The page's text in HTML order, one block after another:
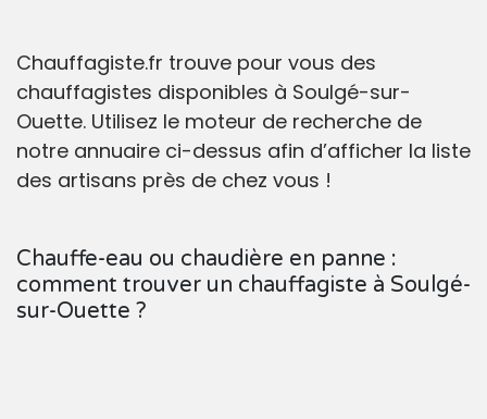
Chauffagiste.fr trouve pour vous des
chauffagistes disponibles à Soulgé-sur-
Ouette. Utilisez le moteur de recherche de
notre annuaire ci-dessus afin d’afficher la liste
des artisans près de chez vous !
Chauffe-eau ou chaudière en panne :
comment trouver un chauffagiste à Soulgé-
sur-Ouette ?